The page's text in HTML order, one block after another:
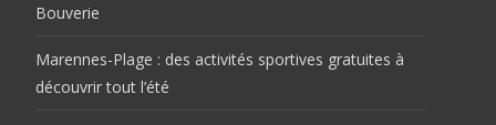
Bouverie
Marennes-Plage : des activités sportives gratuites à
découvrir tout l’été